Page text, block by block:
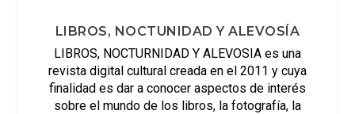
LIBROS, NOCTUNIDAD Y ALEVOSÍA
LIBROS, NOCTURNIDAD Y ALEVOSIA es una
revista digital cultural creada en el 2011 y cuya
finalidad es dar a conocer aspectos de interés
sobre el mundo de los libros, la fotografía, la